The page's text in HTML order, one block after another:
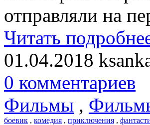
отправляли на
Читать
01.04.2018
0 комментариев
Фильмы ,
боевик , комедия , приключения ,